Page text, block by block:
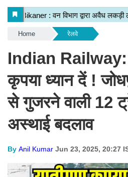
Home रेलवे
Indian Railway:
कृपया ध्यान दें !
से गुजरने वाली 12
अस्थाई बदलाव
By Anil Kumar Jun 23, 2025, 20:27